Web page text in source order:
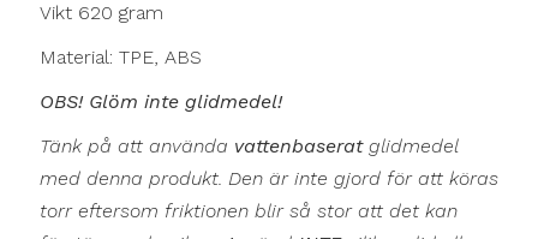
Vikt 620 gram
Material: TPE, ABS
OBS! Glöm inte glidmedel!
Tänk på att använda vattenbaseratglidmedel
med denna produkt. Den är inte gjord för att köras
torr eftersom friktionen blir så stor att det kan